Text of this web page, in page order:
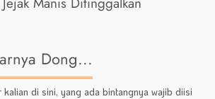
Dong...
kalian di sini, yang ada bintangnya wajib diisi